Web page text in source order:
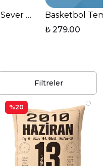
Baskılı Elit Lüx
Basketbol
₺ 279.00
Filtreler
%20